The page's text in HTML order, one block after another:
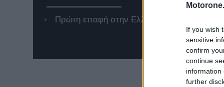
If you wish
sensitive
confirm
continue
information
further
Πρώτη επαφή στην Ελλάδα με το νέο